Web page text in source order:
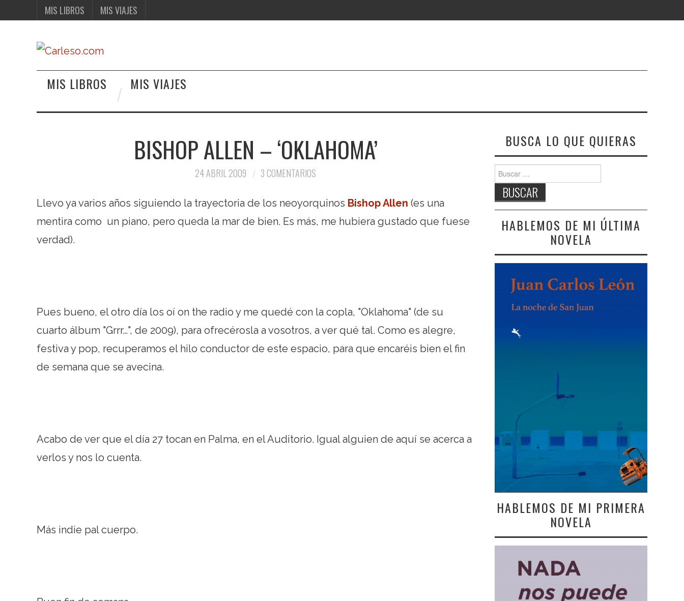
MIS LIBROS MIS VIAJES
MIS LIBROS MIS VIAJES
BISHOP ALLEN – ‘OKLAHOMA’
24 ABRIL 2009 3 COMENTARIOS
Llevo ya varios años siguiendo la trayectoria de los neoyorquinos Bishop Allen (es una
mentira como un piano, pero queda la mar de bien. Es más, me hubiera gustado que fuese
verdad).
Pues bueno, el otro día los oí on the radio y me quedé con la copla, "Oklahoma" (de su
cuarto álbum "Grrr…", de 2009), para ofrecérosla a vosotros, a ver qué tal. Como es alegre,
festiva y pop, recuperamos el hilo conductor de este espacio, para que encaréis bien el fin
de semana que se avecina.
Acabo de ver que el día 27 tocan en Palma, en el Auditorio. Igual alguien de aquí se acerca a
verlos y nos lo cuenta.
Más indie pal cuerpo.
BUSCA LO QUE QUIERAS
Buscar:
HABLEMOS DE MI ÚLTIMA
NOVELA
HABLEMOS DE MI PRIMERA
NOVELA